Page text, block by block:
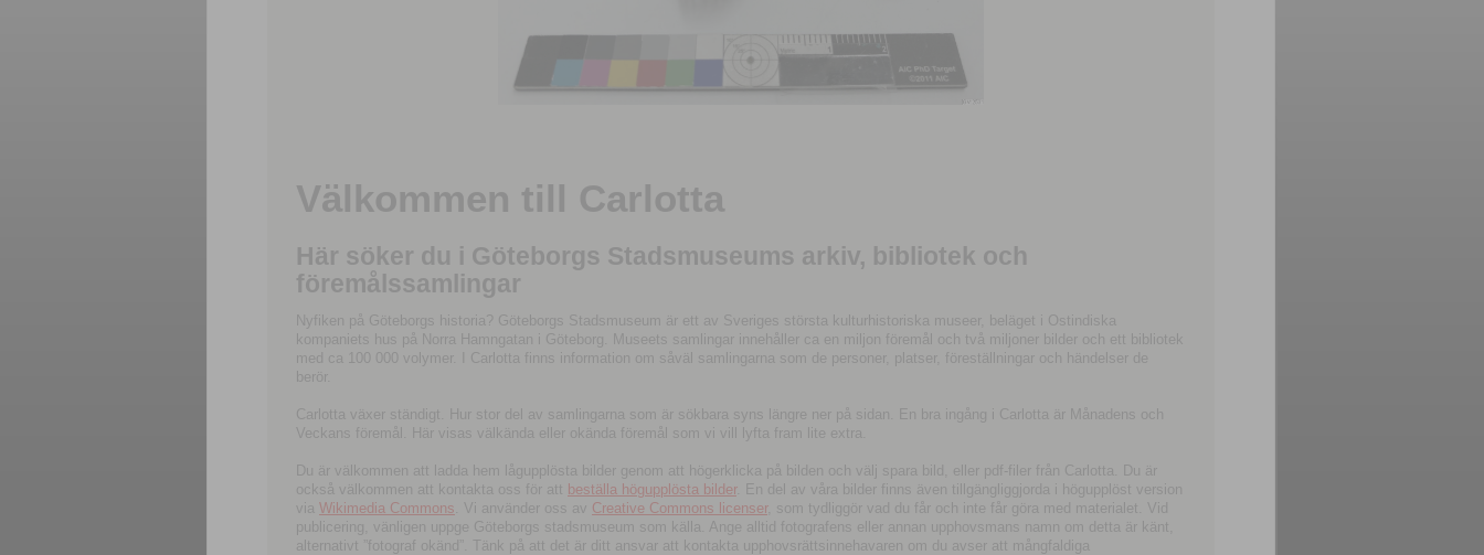
Välkommen till Carlotta
Här söker du i Göteborgs Stadsmuseums arkiv, bibliotek och
föremålssamlingar
Nyfiken på Göteborgs historia? Göteborgs Stadsmuseum är ett av Sveriges största kulturhistoriska museer, beläget i Ostindiska
kompaniets hus på Norra Hamngatan i Göteborg. Museets samlingar innehåller ca en miljon föremål och två miljoner bilder och ett bibliotek
med ca 100 000 volymer. I Carlotta finns information om såväl samlingarna som de personer, platser, föreställningar och händelser de
berör.
Carlotta växer ständigt. Hur stor del av samlingarna som är sökbara syns längre ner på sidan. En bra ingång i Carlotta är Månadens och
Veckans föremål. Här visas välkända eller okända föremål som vi vill lyfta fram lite extra.
Du är välkommen att ladda hem lågupplösta bilder genom att högerklicka på bilden och välj spara bild, eller pdf-filer från Carlotta. Du är
också välkommen att kontakta oss för att beställa högupplösta bilder. En del av våra bilder finns även tillgängliggjorda i högupplöst version
via Wikimedia Commons . Vi använder oss av Creative Commons licenser, som tydliggör vad du får och inte får göra med materialet. Vid
publicering, vänligen uppge Göteborgs stadsmuseum som källa. Ange alltid fotografens eller annan upphovsmans namn om detta är känt,
alternativt ”fotograf okänd”. Tänk på att det är ditt ansvar att kontakta upphovsrättsinnehavaren om du avser att mångfaldiga